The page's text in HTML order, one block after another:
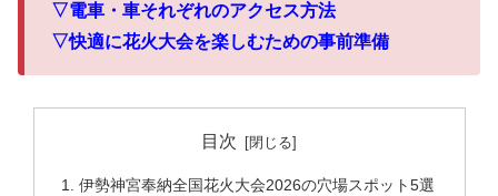
▽電車・車それぞれのアクセス方法
▽快適に花火大会を楽しむための事前準備
目次
伊勢神宮奉納全国花火大会2026の穴場スポット5選